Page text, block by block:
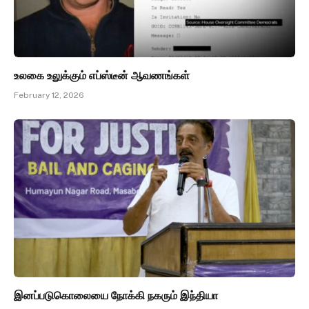
உலகை உலுக்கும் எப்ஸ்டீன் ஆவணங்கள்
February 12, 2026
இனப்படுகொலையை நோக்கி நகரும் இந்தியா